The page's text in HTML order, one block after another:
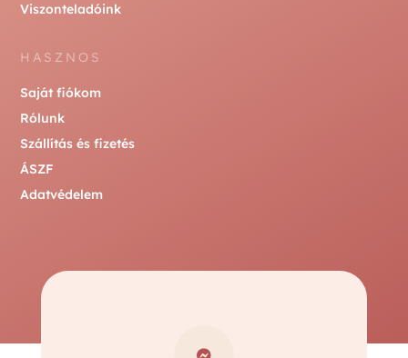
Viszonteladóink
HASZNOS
Saját fiókom
Rólunk
Szállítás és fizetés
ÁSZF
Adatvédelem